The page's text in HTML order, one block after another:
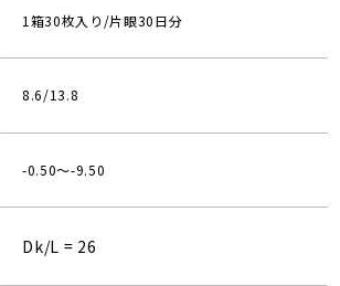
1箱30枚入り/片眼30日分
8.6/13.8
-0.50～-9.50
Dk/L = 26